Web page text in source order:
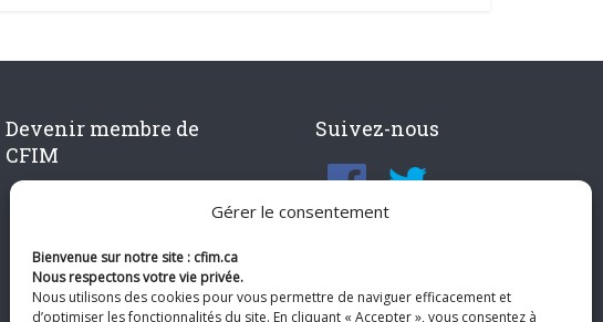
Gérer le consentement
Bienvenue sur notre site : cfim.ca
Nous respectons votre vie privée.
Nous utilisons des cookies pour vous permettre de naviguer efficacement et
d’optimiser les fonctionnalités du site. En cliquant « Accepter », vous consentez à
Devenir membre de
CFIM
Suivez-nous